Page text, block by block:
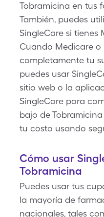
Tobramicina en tus
También, puedes
SingleCare si tienes
Cuando Medicare
completamente tu
puedes usar
sitio web o la
SingleCare para
bajo de
tu costo usando
Cómo usar
Tobramicina
Puedes usar tus
la mayoría de
nacionales, tales